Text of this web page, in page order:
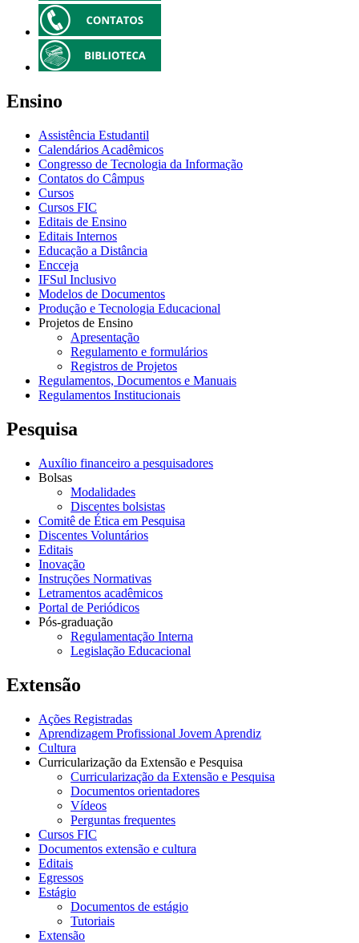
Ensino
Assistência Estudantil
Calendários Acadêmicos
Congresso de Tecnologia da Informação
Contatos do Câmpus
Cursos
Cursos FIC
Editais de Ensino
Editais Internos
Educação a Distância
Encceja
IFSul Inclusivo
Modelos de Documentos
Produção e Tecnologia Educacional
Projetos de Ensino
Apresentação
Regulamento e formulários
Registros de Projetos
Regulamentos, Documentos e Manuais
Regulamentos Institucionais
Pesquisa
Auxílio financeiro a pesquisadores
Bolsas
Modalidades
Discentes bolsistas
Comitê de Ética em Pesquisa
Discentes Voluntários
Editais
Inovação
Instruções Normativas
Letramentos acadêmicos
Portal de Periódicos
Pós-graduação
Regulamentação Interna
Legislação Educacional
Extensão
Ações Registradas
Aprendizagem Profissional Jovem Aprendiz
Cultura
Curricularização da Extensão e Pesquisa
Curricularização da Extensão e Pesquisa
Documentos orientadores
Vídeos
Perguntas frequentes
Cursos FIC
Documentos extensão e cultura
Editais
Egressos
Estágio
Documentos de estágio
Tutoriais
Extensão